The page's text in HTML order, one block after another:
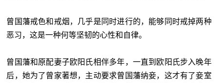
曾国藩戒色和戒烟，几乎是同时进行的，能够同时戒掉两种
恶习，这是一种何等坚韧的心性和自律。
曾国藩和原配妻子欧阳氏相伴多年，一直到欧阳氏步入晚年
后，她为了曾家著想，主动要求曾国藩纳妾，这才有了妾室